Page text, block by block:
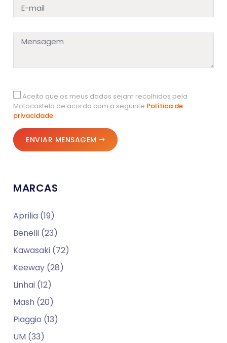
Aceito que os meus dados sejam recolhidos pela
Motocastelo de acordo com a seguinte Política de
privacidade.
ENVIAR MENSAGEM
MARCAS
Aprilia (19)
Benelli (23)
Kawasaki (72)
Keeway (28)
Linhai (12)
Mash (20)
Piaggio (13)
UM (33)